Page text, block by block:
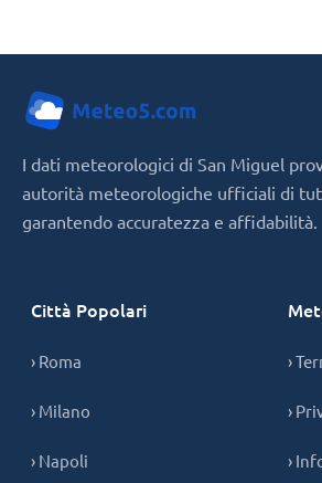
I dati meteorologici di San Miguel
autorità meteorologiche ufficiali di
garantendo accuratezza e affidabilità.
Città Popolari
› Roma
› Milano
› Napoli
›
›
›